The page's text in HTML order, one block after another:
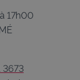
17h00
3673